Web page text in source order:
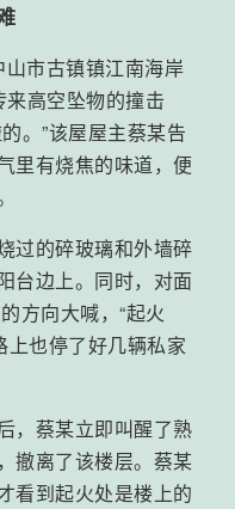
山市古镇镇江南海岸
高空坠物的撞击
。”该屋屋主蔡某告
里有烧焦的味道，便
过的碎玻璃和外墙碎
台边上。同时，对面
方向大喊，“起火
上也停了好几辆私家
，蔡某立即叫醒了熟
撤离了该楼层。蔡某
看到起火处是楼上的